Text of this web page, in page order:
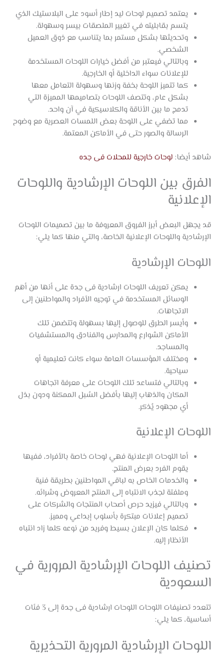
يعتمد تصميم لوحات ليد إطار أسود على البلاستيك الذي
يتسم بقابليته في تغيير الملصقات بيسر وسهولة.
وتحديثها بشكل مستمر بما يتناسب مع ذوق العميل
الشخصي.
وبالتالي فيعتبر من أفضل خيارات اللوحات المستخدمة
للإعلانات سواء الداخلية أو الخارجية.
كما تتميز اللوحة بخفة وزنها وسهولة التعامل معها
بشكل عام، وتتصف اللوحات بتصاميمها المميزة التي
تدمج ما بين الأناقة والكلاسيكية في آن واحد.
مما تضفي على اللوحة بعض اللمسات العصرية مع وضوح
الرسالة والصور حتى في الأماكن المعتمة.
شاهد أيضا: لوحات خارجية للمحلات فى جده
الفرق بين اللوحات الإرشادية واللوحات
الإعلانية
قد يجهل البعض أبرز الفروق المعروفة ما بين تصميمات اللوحات
الإرشادية واللوحات الإعلانية الخاصة، والتي منها كما يلي:
اللوحات الإرشادية
يمكن تعريف اللوحات ارشادية فى جدة على أنها من أهم
الوسائل المستخدمة في توجيه الأفراد والمواطنين إلى
الاتجاهات.
وأيسر الطرق للوصول إليها بسهولة وتتضمن تلك
الأماكن الشوارع والمدارس والفنادق والمستشفيات
والمساجد.
ومختلف المؤسسات العامة سواء كانت تعليمية أو
سياحية.
وبالتالي فتساعد تلك اللوحات على معرفة اتجاهات
المكان والذهاب إليها بأفضل السُبل الممكنة ودون بذل
أي مجهود يُذكر.
اللوحات الإعلانية
أما اللوحات الإعلانية فهي لوحات خاصة بالأفراد، ففيها
يقوم الفرد بعرض المنتج.
والخدمات الخاص به لباقي المواطنين بطريقة فنية
وملفتة لجذب الانتباه إلى المنتج المعروض وشرائه.
وبالتالي فيزيد حرص أصحاب المنتجات والشركات على
تصميم إعلانات مبتكرة بأسلوب إبداعي ومميز.
فكلما كان الإعلان بسيط وفريد من نوعه كلما زاد انتباه
الأنظار إليه.
تصنيف اللوحات الإرشادية المرورية في
السعودية
تتعدد تصنيفات اللوحات اللوحات ارشادية فى جدة إلى 3 فئات
أساسية، كما يلي:
اللوحات الإرشادية المرورية التحذيرية